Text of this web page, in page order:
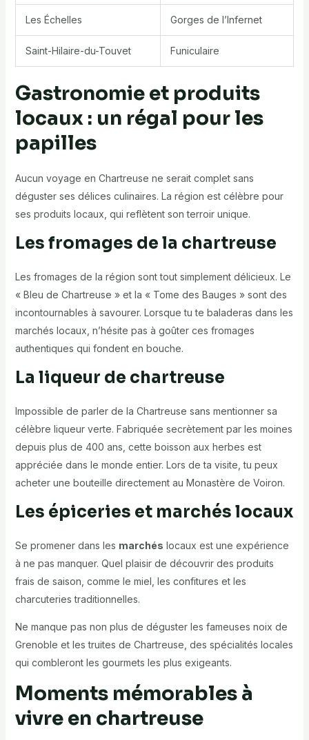
Les Échelles Gorges de l’Infernet
Saint-Hilaire-du-Touvet Funiculaire
Gastronomie et produits
locaux : un régal pour les
papilles
Aucun voyage en Chartreuse ne serait complet sans
déguster ses délices culinaires. La région est célèbre pour
ses produits locaux, qui reflètent son terroir unique.
Les fromages de la chartreuse
Les fromages de la région sont tout simplement délicieux. Le
« Bleu de Chartreuse » et la « Tome des Bauges » sont des
incontournables à savourer. Lorsque tu te baladeras dans les
marchés locaux, n’hésite pas à goûter ces fromages
authentiques qui fondent en bouche.
La liqueur de chartreuse
Impossible de parler de la Chartreuse sans mentionner sa
célèbre liqueur verte. Fabriquée secrètement par les moines
depuis plus de 400 ans, cette boisson aux herbes est
appréciée dans le monde entier. Lors de ta visite, tu peux
acheter une bouteille directement au Monastère de Voiron.
Les épiceries et marchés locaux
Se promener dans les marchés locaux est une expérience
à ne pas manquer. Quel plaisir de découvrir des produits
frais de saison, comme le miel, les confitures et les
charcuteries traditionnelles.
Ne manque pas non plus de déguster les fameuses noix de
Grenoble et les truites de Chartreuse, des spécialités locales
qui combleront les gourmets les plus exigeants.
Moments mémorables à
vivre en chartreuse